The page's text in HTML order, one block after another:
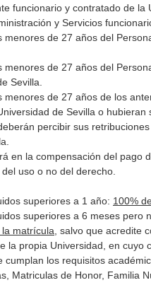
funcionario y contratado de la
y Servicios
menores de 27 años del
menores de 27 años del
Sevilla.
menores de 27 años de los
de Sevilla o
percibir sus
en la compensación del pago
uso o no del derecho.
superiores a 1 año: 100%
superiores a 6 meses pero
matrícula , salvo que acredite
la propia Universidad, en cuyo
cumplan los requisitos
Matriculas de Honor, Familia